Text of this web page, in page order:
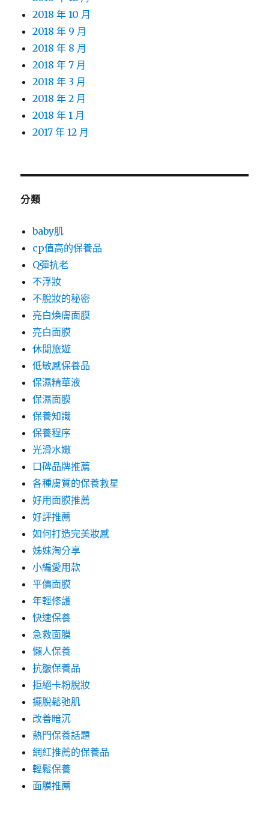
2018 年 10 月
2018 年 9 月
2018 年 8 月
2018 年 7 月
2018 年 3 月
2018 年 2 月
2018 年 1 月
2017 年 12 月
分類
baby肌
cp值高的保養品
Q彈抗老
不浮妝
不脫妝的秘密
亮白煥膚面膜
亮白面膜
休閒旅遊
低敏感保養品
保濕精華液
保濕面膜
保養知識
保養程序
光滑水嫩
口碑品牌推薦
各種膚質的保養救星
好用面膜推薦
好評推薦
如何打造完美妝感
姊妹淘分享
小編愛用款
平價面膜
年輕修護
快速保養
急救面膜
懶人保養
抗皺保養品
拒絕卡粉脫妝
擺脫鬆弛肌
改善暗沉
熱門保養話題
網紅推薦的保養品
輕鬆保養
面膜推薦